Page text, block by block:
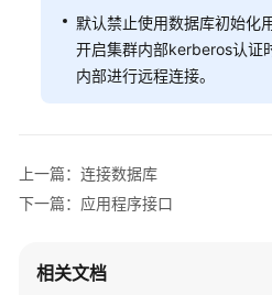
数
据
库
概
述
理
默认禁止使用数据库初始化
开启集群内部kerberos认证
内部进行远程连接。
上一篇：连接数据库
下一篇：应用程序接口
相关文档